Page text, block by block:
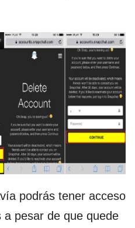
podrás tener acceso
pesar de que quede